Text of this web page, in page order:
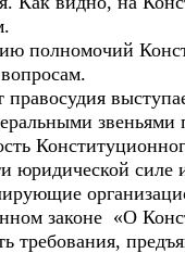
полномочий
правосудия
звеньями
юридической
законе «О
требования,